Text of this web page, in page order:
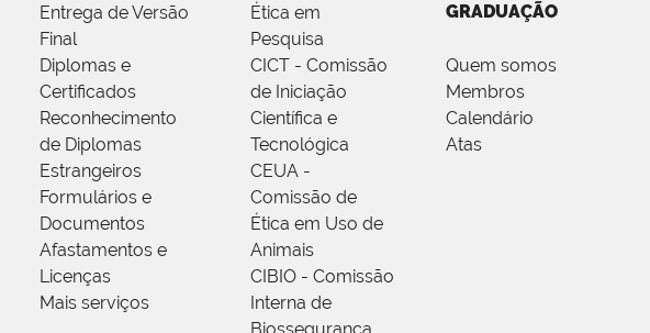
Entrega de Versão
Final
Diplomas e
Certificados
Reconhecimento
de Diplomas
Estrangeiros
Formulários e
Documentos
Afastamentos e
Licenças
Mais serviços
Ética em
Pesquisa
CICT - Comissão
de Iniciação
Científica e
Tecnológica
CEUA -
Comissão de
Ética em Uso de
Animais
CIBIO - Comissão
Interna de
GRADUAÇÃO
Quem somos
Membros
Calendário
Atas